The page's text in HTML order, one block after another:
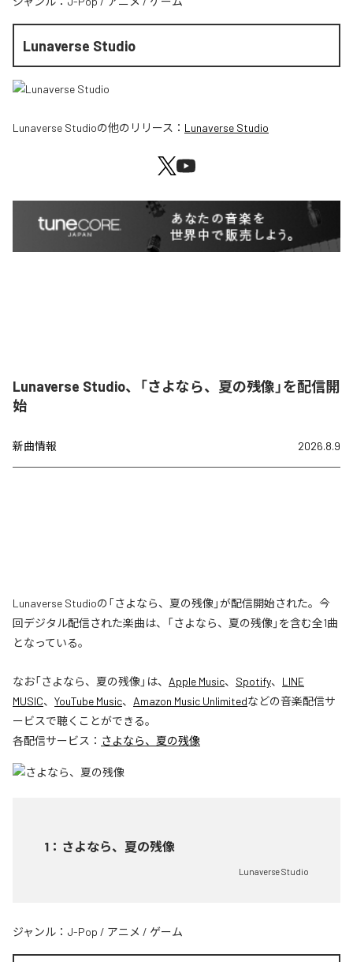
Lunaverse Studio
Lunaverse Studioの他のリリース： Lunaverse Studio
Lunaverse Studio、「さよなら、夏の残像」を配信開
始
新曲情報 2026.8.9
Lunaverse Studioの「さよなら、夏の残像」が配信開始された。今
回デジタル配信された楽曲は、「さよなら、夏の残像」を含む全1曲
となっている。
なお「さよなら、夏の残像」は、 Apple Music、 Spotify、 LINE
MUSIC、 YouTube Music、 Amazon Music Unlimitedなどの音楽配信サ
ービスで聴くことができる。
各配信サービス： さよなら、夏の残像
1 ： さよなら、夏の残像
Lunaverse Studio
ジャンル： J-Pop / アニメ / ゲーム